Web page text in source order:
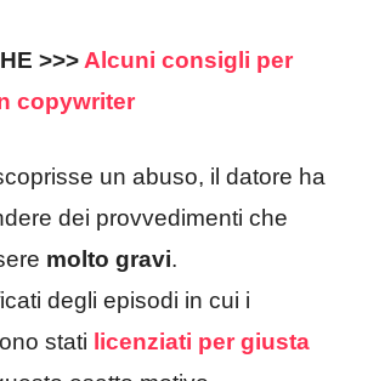
>>> Alcuni consigli per
copywriter
un abuso, il datore ha
dei provvedimenti che
molto gravi.
degli episodi in cui i
stati licenziati per giusta